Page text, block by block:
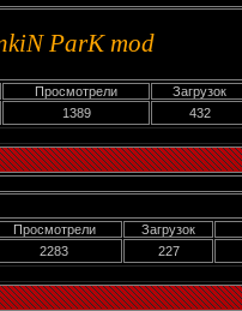
ParK mod
Просмотрели Загрузок
1389
432
Просмотрели Загрузок
2283
227